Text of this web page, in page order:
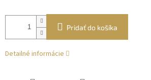
Pridať do košíka
Detailné informácie